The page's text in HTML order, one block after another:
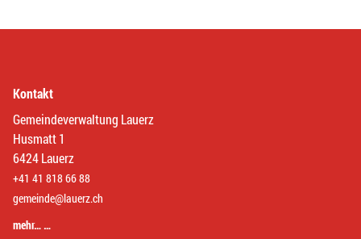
Kontakt
Gemeindeverwaltung Lauerz
Husmatt 1
6424 Lauerz
+41 41 818 66 88
gemeinde@lauerz.ch
mehr… …